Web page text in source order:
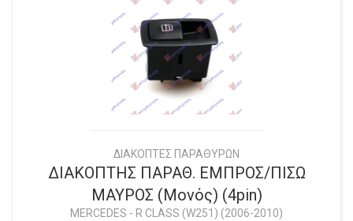
ΔΙΑΚΟΠΤΕΣ ΠΑΡΑΘΥΡΩΝ
ΔΙΑΚΟΠΤΗΣ ΠΑΡΑΘ. ΕΜΠΡΟΣ/ΠΙΣΩ
ΜΑΥΡΟΣ (Μονός) (4pin)
MERCEDES - R CLASS (W251) (2006-2010)